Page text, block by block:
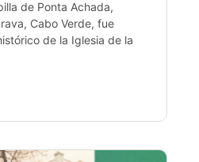
de Ponta Achada,
Cabo Verde, fue
de la Iglesia de la